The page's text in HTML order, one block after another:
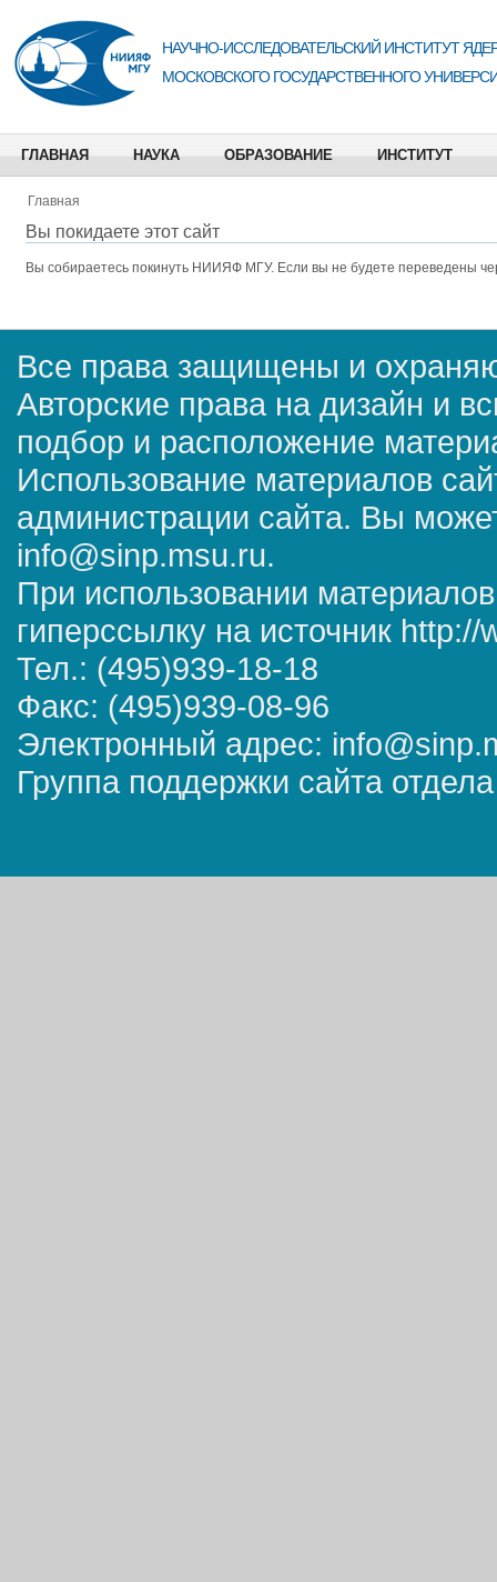
НАУЧНО-ИССЛЕДОВАТЕЛЬСКИЙ ИНСТИТУТ
МОСКОВСКОГО ГОСУДАРСТВЕННОГО
ГЛАВНАЯ НАУКА ОБРАЗОВАНИЕ ИНСТИТУТ
Главная
Вы покидаете этот сайт
Вы собираетесь покинуть НИИЯФ МГУ. Если вы не будете переведены
Все права защищены и
Авторские права на дизайн и
подбор и расположение
Использование материалов
администрации сайта. Вы
info@sinp.msu.ru.
При использовании
гиперссылку на источник
Тел.: (495)939-18-18
Факс: (495)939-08-96
Электронный адрес:
Группа поддержки сайта